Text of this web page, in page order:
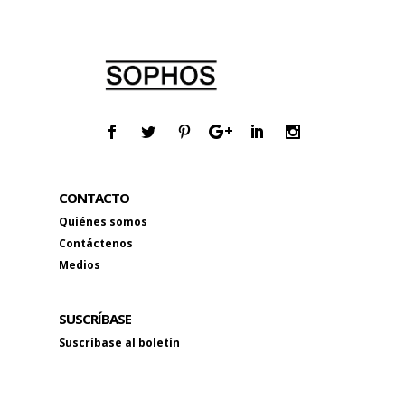
CONTACTO
Quiénes somos
Contáctenos
Medios
SUSCRÍBASE
Suscríbase al boletín